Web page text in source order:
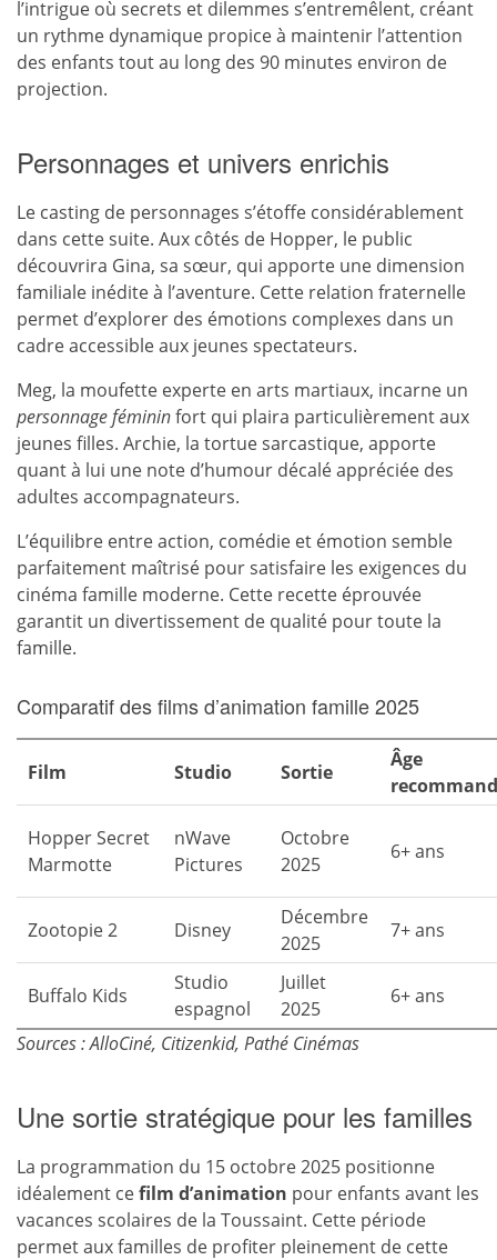
l’intrigue où secrets et dilemmes s’entremêlent, créant
un rythme dynamique propice à maintenir l’attention
des enfants tout au long des 90 minutes environ de
projection.
Personnages et univers enrichis
Le casting de personnages s’étoffe considérablement
dans cette suite. Aux côtés de Hopper, le public
découvrira Gina, sa sœur, qui apporte une dimension
familiale inédite à l’aventure. Cette relation fraternelle
permet d’explorer des émotions complexes dans un
cadre accessible aux jeunes spectateurs.
Meg, la moufette experte en arts martiaux, incarne un
personnage fémininfort qui plaira particulièrement aux
jeunes filles. Archie, la tortue sarcastique, apporte
quant à lui une note d’humour décalé appréciée des
adultes accompagnateurs.
L’équilibre entre action, comédie et émotion semble
parfaitement maîtrisé pour satisfaire les exigences du
cinéma famille moderne. Cette recette éprouvée
garantit un divertissement de qualité pour toute la
famille.
Comparatif des films d’animation famille 2025
Film Studio Sortie
Âge
Hopper Secret
Marmotte
nWave
Pictures
Octobre
2025
6+ ans
Zootopie 2 Disney
Décembre
2025
7+ ans
Buffalo Kids
Studio
espagnol
Juillet
2025
6+ ans
Sources : AlloCiné, Citizenkid, Pathé Cinémas
Une sortie stratégique pour les familles
La programmation du 15 octobre 2025 positionne
idéalement cefilm d’animation pour enfants avant les
vacances scolaires de la Toussaint. Cette période
permet aux familles de profiter pleinement de cette